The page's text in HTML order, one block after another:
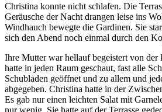
Christina konnte nicht schlafen. Die
Geräusche der Nacht drangen leise ins
Windhauch bewegte die Gardinen. Sie
sich den Abend noch einmal durch den
Ihre Mutter war hellauf begeistert von der
hatte in jeden Raum geschaut, fast alle
Schubladen geöffnet und zu allem und
abgegeben. Christina hatte in der
Es gab nur einen leichten Salat mit
nur wenig. Sie hatte auf der Terrasse